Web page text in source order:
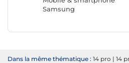
Samsung
Dans la même thématique : 14 pro | 14